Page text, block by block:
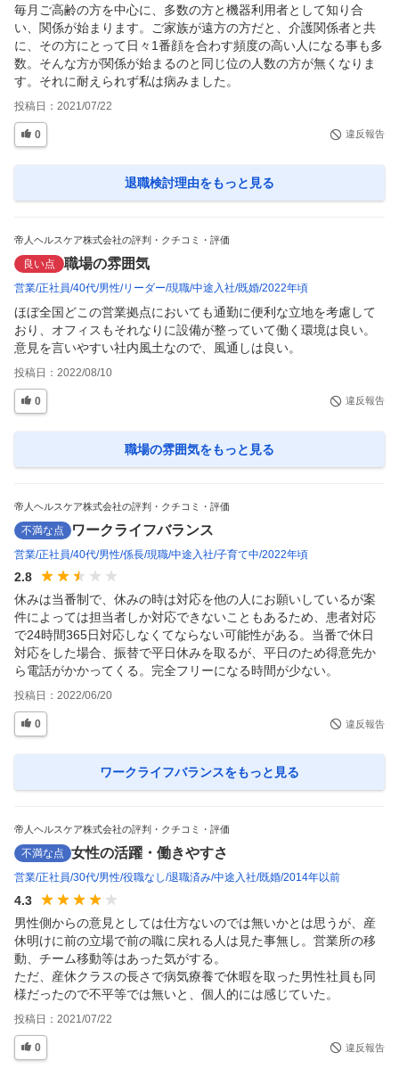
毎月ご高齢の方を中心に、多数の方と機器利用者として知り合
い、関係が始まります。ご家族が遠方の方だと、介護関係者と共
に、その方にとって日々1番顔を合わす頻度の高い人になる事も多
数。そんな方が関係が始まるのと同じ位の人数の方が無くなりま
す。それに耐えられず私は病みました。
投稿日： 2021/07/22
0 違反報告
退職検討理由をもっと見る
帝人ヘルスケア株式会社の評判・クチコミ・評価
良い点 職場の雰囲気
営業 正社員 40代 男性 リーダー 現職 中途入社 既婚 2022年頃
ほぼ全国どこの営業拠点においても通勤に便利な立地を考慮して
おり、オフィスもそれなりに設備が整っていて働く環境は良い。
意見を言いやすい社内風土なので、風通しは良い。
投稿日： 2022/08/10
0 違反報告
職場の雰囲気をもっと見る
帝人ヘルスケア株式会社の評判・クチコミ・評価
不満な点 ワークライフバランス
営業 正社員 40代 男性 係長 現職 中途入社 子育て中 2022年頃
2.8
休みは当番制で、休みの時は対応を他の人にお願いしているが案
件によっては担当者しか対応できないこともあるため、患者対応
で24時間365日対応しなくてならない可能性がある。当番で休日
対応をした場合、振替で平日休みを取るが、平日のため得意先か
ら電話がかかってくる。完全フリーになる時間が少ない。
投稿日： 2022/06/20
0 違反報告
ワークライフバランスをもっと見る
帝人ヘルスケア株式会社の評判・クチコミ・評価
不満な点 女性の活躍・働きやすさ
営業 正社員 30代 男性 役職なし 退職済み 中途入社 既婚 2014年以前
4.3
男性側からの意見としては仕方ないのでは無いかとは思うが、産
休明けに前の立場で前の職に戻れる人は見た事無し。営業所の移
動、チーム移動等はあった気がする。
ただ、産休クラスの長さで病気療養で休暇を取った男性社員も同
様だったので不平等では無いと、個人的には感じていた。
投稿日： 2021/07/22
0 違反報告